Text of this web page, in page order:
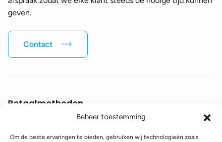
Beheer toestemming
Om de beste ervaringen te bieden, gebruiken wij technologieën zoals
geven.
Contact
Betaalmethoden
Volg ons op sociale media